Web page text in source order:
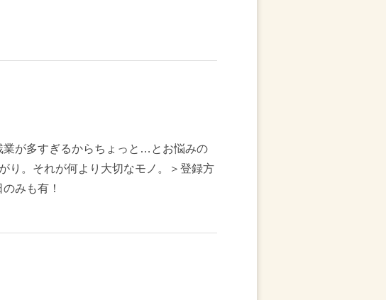
業が多すぎるからちょっと…とお悩みの
り。それが何より大切なモノ。＞登録方
みも有！